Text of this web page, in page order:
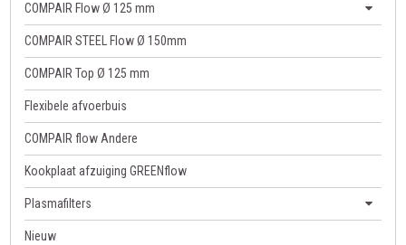
COMPAIR Flow Ø 125 mm
COMPAIR STEEL Flow Ø 150mm
COMPAIR Top Ø 125 mm
Flexibele afvoerbuis
COMPAIR flow Andere
Kookplaat afzuiging GREENflow
Plasmafilters
Nieuw